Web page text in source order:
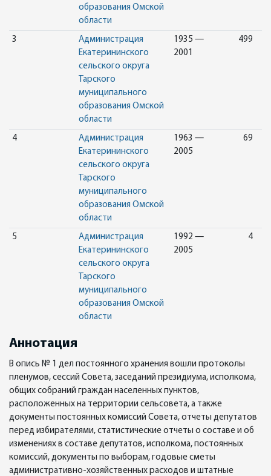
образования Омской
области
3
Администрация
Екатерининского
сельского округа
Тарского
муниципального
образования Омской
области
1935 —
2001
499
4
Администрация
Екатерининского
сельского округа
Тарского
муниципального
образования Омской
области
1963 —
2005
69
5
Администрация
Екатерининского
сельского округа
Тарского
муниципального
образования Омской
области
1992 —
2005
4
Аннотация
В опись № 1 дел постоянного хранения вошли протоколы
пленумов, сессий Совета, заседаний президиума, исполкома,
общих собраний граждан населенных пунктов,
расположенных на территории сельсовета, а также
документы постоянных комиссий Совета, отчеты депутатов
перед избирателями, статистические отчеты о составе и об
изменениях в составе депутатов, исполкома, постоянных
комиссий, документы по выборам, годовые сметы
административно-хозяйственных расходов и штатные